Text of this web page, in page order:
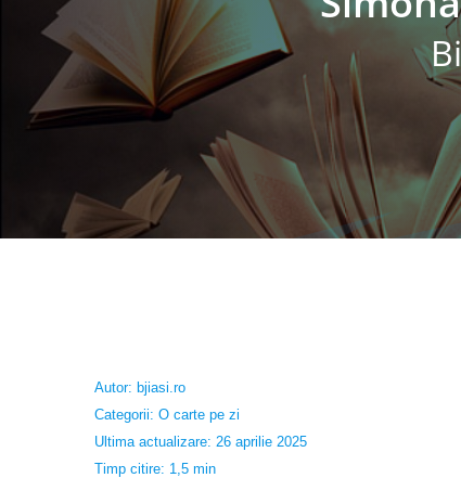
Autor: bjiasi.ro
Categorii: O carte pe zi
Ultima actualizare: 26 aprilie 2025
Timp citire: 1,5 min